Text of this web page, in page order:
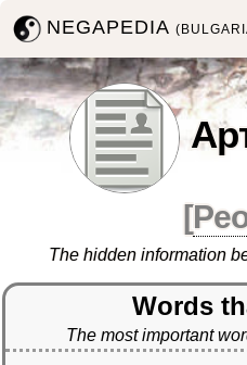
NEGAPEDIA
[
The hidden information
Words
The most important